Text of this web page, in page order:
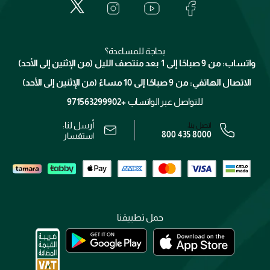
الإرجاع
برنامج الولاء ميوز
الوظائف
الشروط و الأحكام
رقم السجل التجاري: 7013320481 — صادر من وزارة التجارة
بحاجة للمساعدة؟
واتساب: من 9 صباحًا إلى 1 بعد منتصف الليل (من الإثنين إلى الأحد)
الاتصال الهاتفي: من 9 صباحًا إلى 10 مساءً (من الإثنين إلى الأحد)
للتواصل عبر الواتساب +971563299902
اتصل بنا:
800 435 8000
أرسل لنا:
استفسار
حمل تطبيقنا